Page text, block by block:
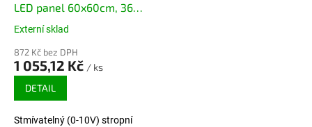
LED panel 60x60cm, 36W,
120lm/W, 4320lm
Externí sklad
872 Kč bez DPH
1 055,12 Kč / ks
DETAIL
Stmívatelný (0-10V) stropní